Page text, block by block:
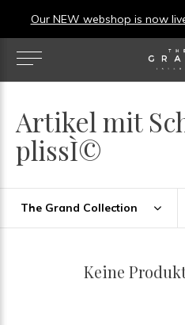
Our NEW webshop is now
Artikel mit
plissÌ©
The Grand Collection
Keine